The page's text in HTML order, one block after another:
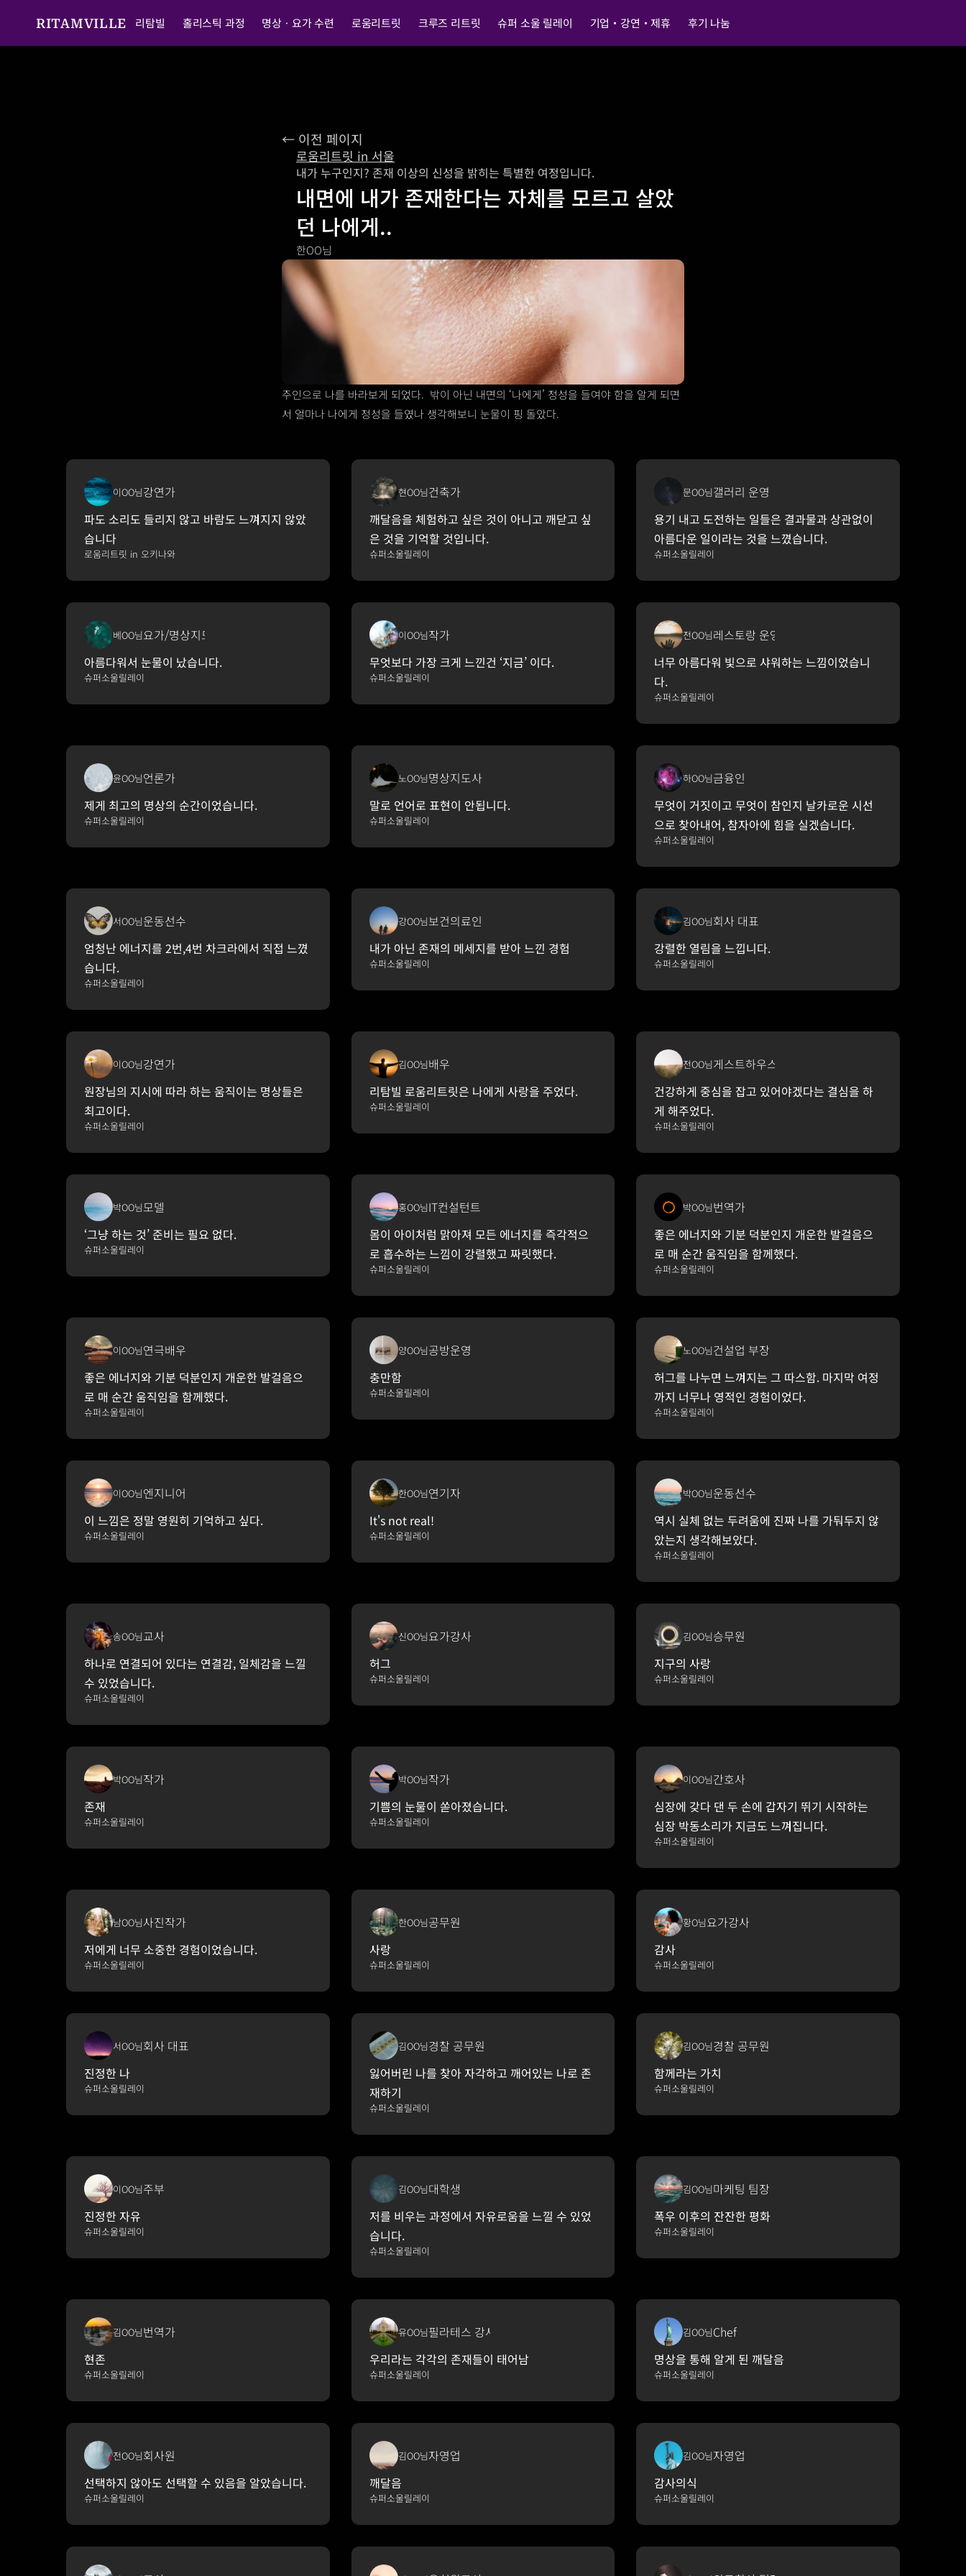
RITAMVILLE 리탐빌 홀리스틱 과정 명상ㆍ요가 수련 로움리트릿 크루즈 리트릿 슈퍼 소울 릴레이 기업・강연・제휴 후기 나눔
← 이전 페이지
로움리트릿 in 서울
내가 누구인지? 존재 이상의 신성을 밝히는 특별한 여정입니다.
내면에 내가 존재한다는 자체를 모르고 살았
던 나에게..
한OO님
주인으로 나를 바라보게 되었다.  밖이 아닌 내면의 ‘나에게’ 정성을 들여야 함을 알게 되면
서 얼마나 나에게 정성을 들였나 생각해보니 눈물이 핑 돌았다.
이OO님강연가
파도 소리도 들리지 않고 바람도 느껴지지 않았
습니다
로움리트릿 in 오키나와
현OO님건축가
깨달음을 체험하고 싶은 것이 아니고 깨닫고 싶
은 것을 기억할 것입니다.
슈퍼소울릴레이
문OO님갤러리 운영
용기 내고 도전하는 일들은 결과물과 상관없이
아름다운 일이라는 것을 느꼈습니다.
슈퍼소울릴레이
베OO님요가/명상지도자
아름다워서 눈물이 났습니다.
슈퍼소울릴레이
이OO님작가
무엇보다 가장 크게 느낀건 ‘지금’ 이다.
슈퍼소울릴레이
전OO님레스토랑 운영
너무 아름다워 빛으로 샤워하는 느낌이었습니
다.
슈퍼소울릴레이
윤OO님언론가
제게 최고의 명상의 순간이었습니다.
슈퍼소울릴레이
노OO님명상지도사
말로 언어로 표현이 안됩니다.
슈퍼소울릴레이
하OO님금융인
무엇이 거짓이고 무엇이 참인지 날카로운 시선
으로 찾아내어, 참자아에 힘을 실겠습니다.
슈퍼소울릴레이
서OO님운동선수
엄청난 에너지를 2번,4번 차크라에서 직접 느꼈
습니다.
슈퍼소울릴레이
강OO님보건의료인
내가 아닌 존재의 메세지를 받아 느낀 경험
슈퍼소울릴레이
김OO님회사 대표
강렬한 열림을 느낍니다.
슈퍼소울릴레이
이OO님강연가
원장님의 지시에 따라 하는 움직이는 명상들은
최고이다.
슈퍼소울릴레이
김OO님배우
리탐빌 로움리트릿은 나에게 사랑을 주었다.
슈퍼소울릴레이
전OO님게스트하우스 운영
건강하게 중심을 잡고 있어야겠다는 결심을 하
게 해주었다.
슈퍼소울릴레이
박OO님모델
‘그냥 하는 것’ 준비는 필요 없다.
슈퍼소울릴레이
홍OO님IT컨설턴트
몸이 아이처럼 맑아져 모든 에너지를 즉각적으
로 흡수하는 느낌이 강렬했고 짜릿했다.
슈퍼소울릴레이
박OO님번역가
좋은 에너지와 기분 덕분인지 개운한 발걸음으
로 매 순간 움직임을 함께했다.
슈퍼소울릴레이
이OO님연극배우
좋은 에너지와 기분 덕분인지 개운한 발걸음으
로 매 순간 움직임을 함께했다.
슈퍼소울릴레이
양OO님공방운영
충만함
슈퍼소울릴레이
노OO님건설업 부장
허그를 나누면 느껴지는 그 따스함. 마지막 여정
까지 너무나 영적인 경험이었다.
슈퍼소울릴레이
이OO님엔지니어
이 느낌은 정말 영원히 기억하고 싶다.
슈퍼소울릴레이
한OO님연기자
It's not real!
슈퍼소울릴레이
박OO님운동선수
역시 실체 없는 두려움에 진짜 나를 가둬두지 않
았는지 생각해보았다.
슈퍼소울릴레이
송OO님교사
하나로 연결되어 있다는 연결감, 일체감을 느낄
수 있었습니다.
슈퍼소울릴레이
신OO님요가강사
허그
슈퍼소울릴레이
김OO님승무원
지구의 사랑
슈퍼소울릴레이
박OO님작가
존재
슈퍼소울릴레이
박OO님작가
기쁨의 눈물이 쏟아졌습니다.
슈퍼소울릴레이
이OO님간호사
심장에 갖다 댄 두 손에 갑자기 뛰기 시작하는
심장 박동소리가 지금도 느껴집니다.
슈퍼소울릴레이
남OO님사진작가
저에게 너무 소중한 경험이었습니다.
슈퍼소울릴레이
한OO님공무원
사랑
슈퍼소울릴레이
황O님요가강사
감사
슈퍼소울릴레이
서OO님회사 대표
진정한 나
슈퍼소울릴레이
김OO님경찰 공무원
잃어버린 나를 찾아 자각하고 깨어있는 나로 존
재하기
슈퍼소울릴레이
김OO님경찰 공무원
함께라는 가치
슈퍼소울릴레이
이OO님주부
진정한 자유
슈퍼소울릴레이
김OO님대학생
저를 비우는 과정에서 자유로움을 느낄 수 있었
습니다.
슈퍼소울릴레이
김OO님마케팅 팀장
폭우 이후의 잔잔한 평화
슈퍼소울릴레이
김OO님번역가
현존
슈퍼소울릴레이
유OO님필라테스 강사
우리라는 각각의 존재들이 태어남
슈퍼소울릴레이
김OO님Chef
명상을 통해 알게 된 깨달음
슈퍼소울릴레이
전OO님회사원
선택하지 않아도 선택할 수 있음을 알았습니다.
슈퍼소울릴레이
김OO님자영업
깨달음
슈퍼소울릴레이
김OO님자영업
감사의식
슈퍼소울릴레이